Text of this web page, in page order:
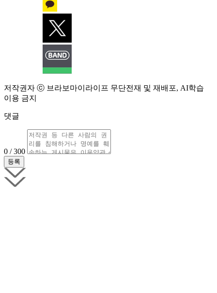
저작권자 ⓒ 브라보마이라이프 무단전재 및 재배포, AI학습
이용 금지
댓글
0 / 300